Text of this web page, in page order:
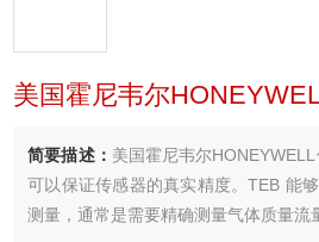
美国霍尼韦尔
简要描述： 美国霍尼韦尔
可以保证传感器的真实精度。TEB 能
测量，通常是需要精确测量气体质量流